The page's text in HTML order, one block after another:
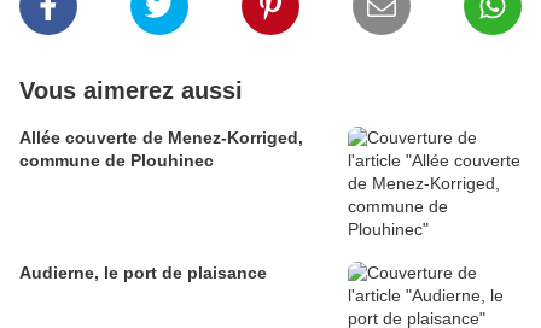
Vous aimerez aussi
Allée couverte de Menez-Korriged,
commune de Plouhinec
Audierne, le port de plaisance